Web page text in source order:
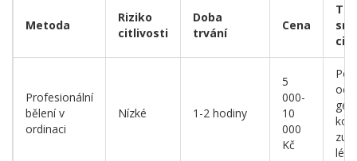
Metoda
Riziko
citlivosti
Doba
trvání
Cena
Profesionální
bělení v
ordinaci
Nízké 1-2 hodiny
5
000-
10
000
Kč